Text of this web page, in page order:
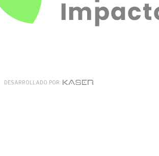
DESARROLLADO POR: